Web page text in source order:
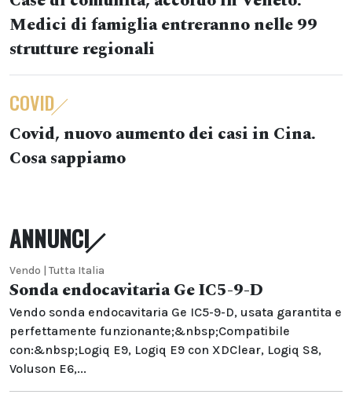
Medici di famiglia entreranno nelle 99
strutture regionali
COVID
Covid, nuovo aumento dei casi in Cina.
Cosa sappiamo
ANNUNCI
Vendo | Tutta Italia
Sonda endocavitaria Ge IC5-9-D
Vendo sonda endocavitaria Ge IC5-9-D, usata garantita e
perfettamente funzionante;&nbsp;Compatibile
con:&nbsp;Logiq E9, Logiq E9 con XDClear, Logiq S8,
Voluson E6,...